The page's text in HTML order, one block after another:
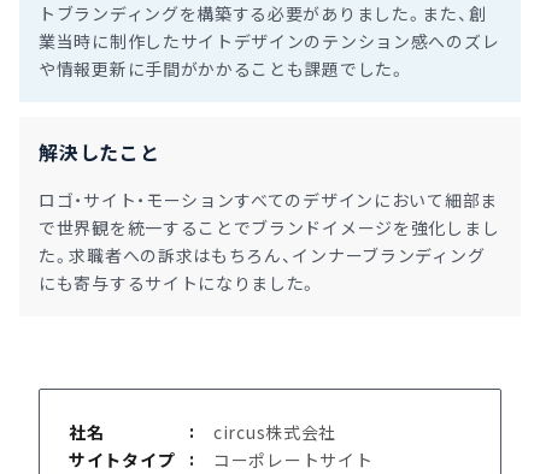
トブランディングを構築する必要がありました。また、創
業当時に制作したサイトデザインのテンション感へのズレ
や情報更新に手間がかかることも課題でした。
解決したこと
ロゴ・サイト・モーションすべてのデザインにおいて細部ま
で世界観を統一することでブランドイメージを強化しまし
た。求職者への訴求はもちろん、インナーブランディング
にも寄与するサイトになりました。
社名
circus株式会社
サイトタイプ
コーポレートサイト